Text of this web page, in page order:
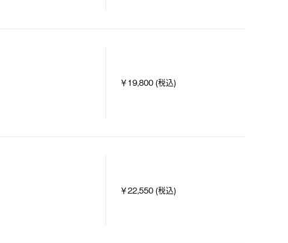
￥19,800 (税込)
￥22,550 (税込)